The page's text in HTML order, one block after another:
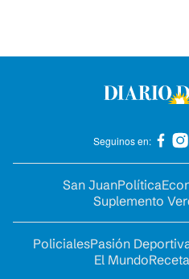
Seguinos en:
San JuanPolítica
Suplemento
PolicialesPasión
El Mundo